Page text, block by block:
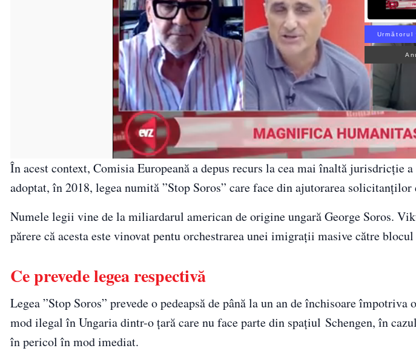
În acest context, Comisia Europeană a depus recurs la cea mai înaltă jurisdricție
adoptat, în 2018, legea numită ”Stop Soros” care face din ajutorarea solicitanților
Numele legii vine de la miliardarul american de origine ungară George Soros.
părere că acesta este vinovat pentu orchestrarea unei imigrații masive către
Ce prevede legea respectivă
Legea ”Stop Soros” prevede o pedeapsă de până la un an de închisoare
mod ilegal în Ungaria dintr-o ţară care nu face parte din spaţiul Schengen, în
în pericol în mod imediat.